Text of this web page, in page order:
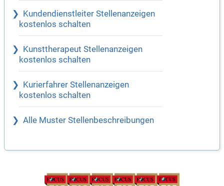
Kundendienstleiter Stellenanzeigen
kostenlos schalten
Kunsttherapeut Stellenanzeigen
kostenlos schalten
Kurierfahrer Stellenanzeigen
kostenlos schalten
Alle Muster Stellenbeschreibungen